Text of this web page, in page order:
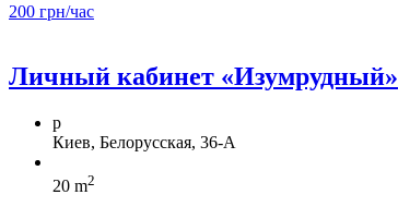
200 грн/час
Личный кабинет «Изумрудный»
p
Киев, Белорусская, 36-А
20 m2